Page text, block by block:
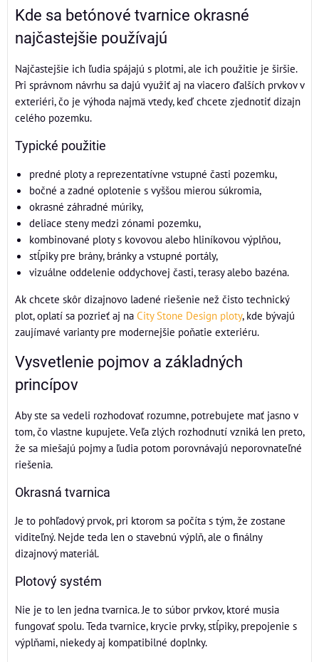
Kde sa betónové tvarnice okrasné
najčastejšie používajú
Najčastejšie ich ľudia spájajú s plotmi, ale ich použitie je širšie.
Pri správnom návrhu sa dajú využiť aj na viacero ďalších prvkov v
exteriéri, čo je výhoda najmä vtedy, keď chcete zjednotiť dizajn
celého pozemku.
Typické použitie
predné ploty a reprezentatívne vstupné časti pozemku,
bočné a zadné oplotenie s vyššou mierou súkromia,
okrasné záhradné múriky,
deliace steny medzi zónami pozemku,
kombinované ploty s kovovou alebo hliníkovou výplňou,
stĺpiky pre brány, bránky a vstupné portály,
vizuálne oddelenie oddychovej časti, terasy alebo bazéna.
Ak chcete skôr dizajnovo ladené riešenie než čisto technický
plot, oplatí sa pozrieť aj na City Stone Design ploty, kde bývajú
zaujímavé varianty pre modernejšie poňatie exteriéru.
Vysvetlenie pojmov a základných
princípov
Aby ste sa vedeli rozhodovať rozumne, potrebujete mať jasno v
tom, čo vlastne kupujete. Veľa zlých rozhodnutí vzniká len preto,
že sa miešajú pojmy a ľudia potom porovnávajú neporovnateľné
riešenia.
Okrasná tvarnica
Je to pohľadový prvok, pri ktorom sa počíta s tým, že zostane
viditeľný. Nejde teda len o stavebnú výplň, ale o finálny
dizajnový materiál.
Plotový systém
Nie je to len jedna tvarnica. Je to súbor prvkov, ktoré musia
fungovať spolu. Teda tvarnice, krycie prvky, stĺpiky, prepojenie s
výplňami, niekedy aj kompatibilné doplnky.